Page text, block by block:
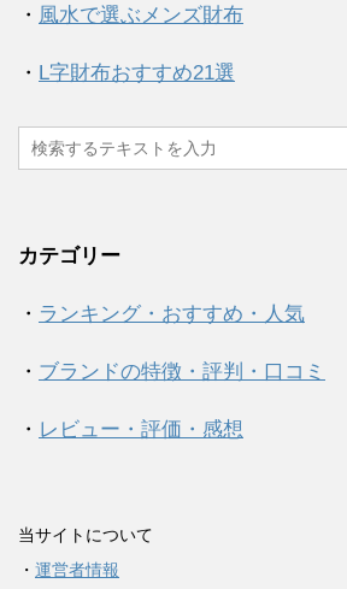
・ 風水で選ぶメンズ財布
・ L字財布おすすめ21選
カテゴリー
・ ランキング・おすすめ・人気
・ ブランドの特徴・評判・口コミ
・ レビュー・評価・感想
当サイトについて
・ 運営者情報